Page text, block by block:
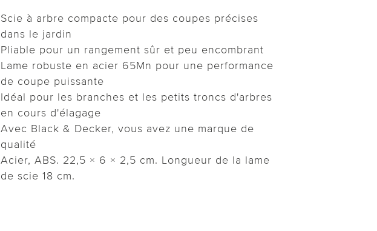
Scie à arbre compacte pour des coupes précises
dans le jardin
Pliable pour un rangement sûr et peu encombrant
Lame robuste en acier 65Mn pour une performance
de coupe puissante
Idéal pour les branches et les petits troncs d'arbres
en cours d'élagage
Avec Black & Decker, vous avez une marque de
qualité
Acier, ABS. 22,5 × 6 × 2,5 cm. Longueur de la lame
de scie 18 cm.